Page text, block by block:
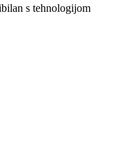
s tehnologijom